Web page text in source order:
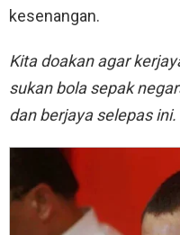
kesenangan.
Kita doakan agar
sukan bola sepak
dan berjaya selepas ini.